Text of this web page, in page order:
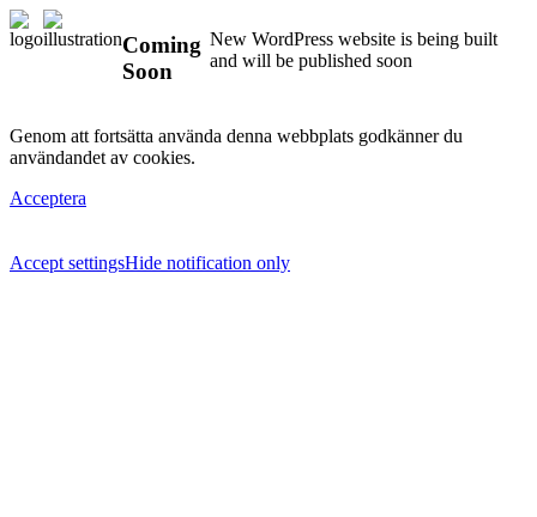
Coming
Soon
New WordPress website is being built
and will be published soon
Genom att fortsätta använda denna webbplats godkänner du
användandet av cookies.
Acceptera
Accept settingsHide notification only